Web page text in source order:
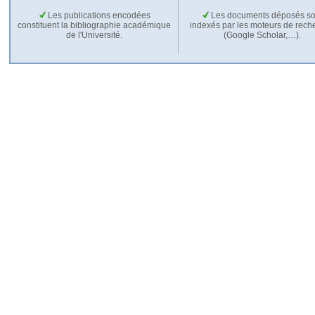
Les publications encodées
constituent la bibliographie académique
de l'Université.
Les documents déposés
indexés par les moteurs de
(Google Scholar,…).